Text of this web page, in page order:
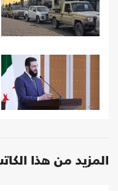
المزيد من هذا